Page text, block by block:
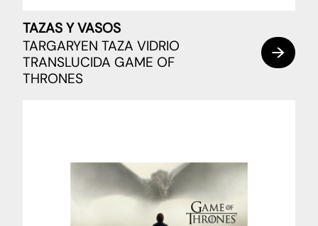
TAZAS Y VASOS
TARGARYEN TAZA VIDRIO
TRANSLUCIDA GAME OF
THRONES